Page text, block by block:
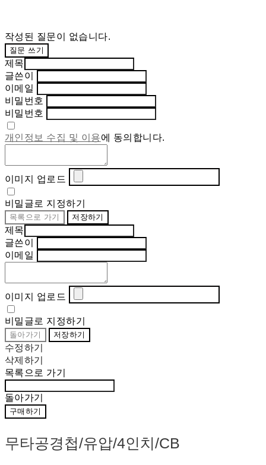
작성된 질문이 없습니다.
질문 쓰기
제목
글쓴이
이메일
비밀번호
비밀번호
개인정보 수집 및 이용에 동의합니다.
이미지 업로드
비밀글로 지정하기
목록으로 가기 저장하기
제목
글쓴이
이메일
이미지 업로드
비밀글로 지정하기
돌아가기 저장하기
수정하기
삭제하기
목록으로 가기
돌아가기
구매하기
무타공경첩/유압/4인치/CB